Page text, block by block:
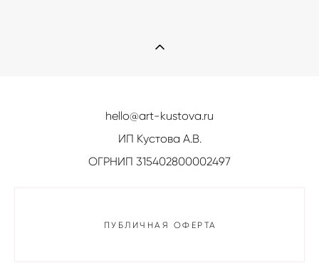
hello@art-kustova.ru
ИП Кустова А.В.
ОГРНИП 315402800002497
ПУБЛИЧНАЯ ОФЕРТА